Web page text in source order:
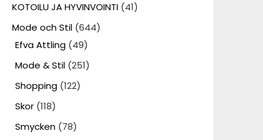
KOTOILU JA HYVINVOINTI(41)
Mode och Stil(644)
Efva Attling(49)
Mode & Stil(251)
Shopping(122)
Skor(118)
Smycken(78)